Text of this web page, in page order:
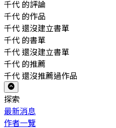
千代 的評論
千代 的作品
千代 還沒建立書單
千代 的書單
千代 還沒建立書單
千代 的推薦
千代 還沒推薦過作品
探索
最新消息
作者一覽